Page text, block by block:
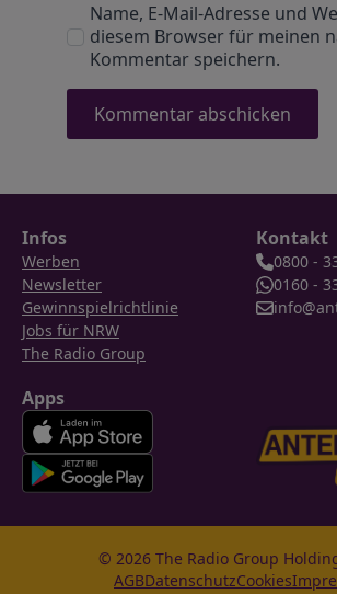
Name, E-Mail-Adresse und
diesem Browser für meinen
Kommentar speichern.
Infos
Werben
Newsletter
Gewinnspielrichtlinie
Jobs für NRW
The Radio Group
Kontakt
0800 -
0160 -
Apps
© 2026 The Radio Group
AGBDatenschutzCookies